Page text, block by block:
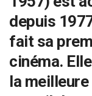
depuis
fait sa
cinéma.
la